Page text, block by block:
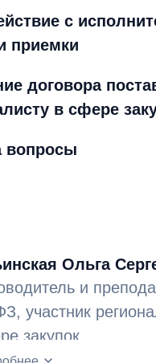
с
приемки
договора
в сфере
вопросы
Ольга
и
участник
закупок.
работы в сфере